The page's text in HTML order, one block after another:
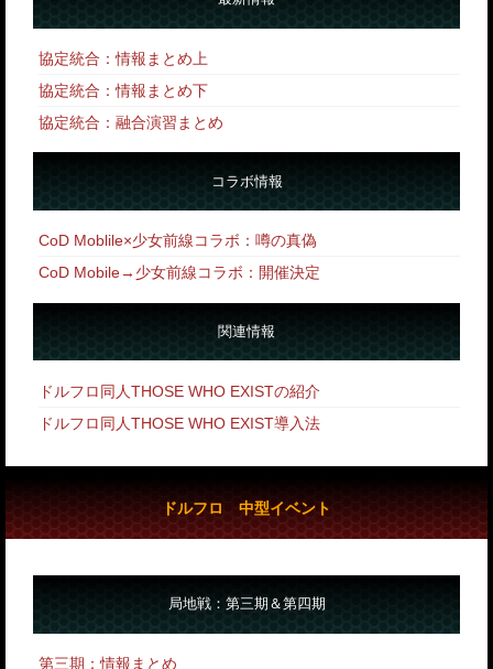
協定統合：情報まとめ上
協定統合：情報まとめ下
協定統合：融合演習まとめ
コラボ情報
CoD Moblile×少女前線コラボ：噂の真偽
CoD Mobile→少女前線コラボ：開催決定
関連情報
ドルフロ同人THOSE WHO EXISTの紹介
ドルフロ同人THOSE WHO EXIST導入法
ドルフロ 中型イベント
局地戦：第三期＆第四期
第三期：情報まとめ